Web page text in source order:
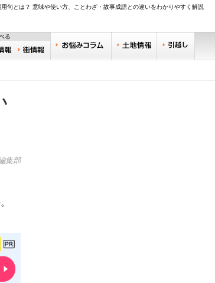
用句とは？ 意味や使い方、ことわざ・故事成語との違いをわかりやすく解説
おうちリサーチ住みやすい街サーチ
集部